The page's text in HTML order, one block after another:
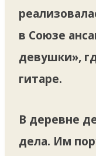
в Союзе
девушки»,
гитаре.
В деревне
дела. Им